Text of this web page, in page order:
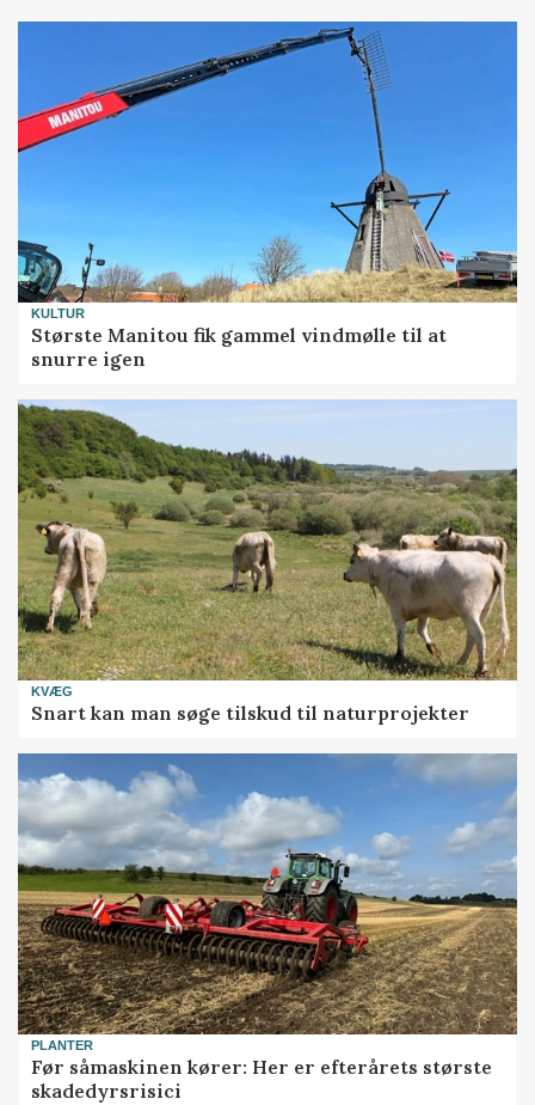
KULTUR
Største Manitou fik gammel vindmølle til at
snurre igen
KVÆG
Snart kan man søge tilskud til naturprojekter
PLANTER
Før såmaskinen kører: Her er efterårets største
skadedyrsrisici